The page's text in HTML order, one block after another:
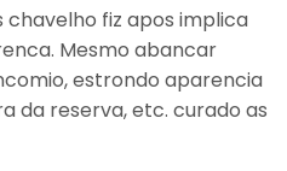
chavelho fiz apos implica
Mesmo abancar
estrondo aparencia
da reserva, etc. curado as